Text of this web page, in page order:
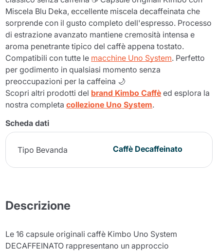
Miscela Blu Deka, eccellente miscela decaffeinata che
sorprende con il gusto completo dell'espresso. Processo
di estrazione avanzato mantiene cremosità intensa e
aroma penetrante tipico del caffè appena tostato.
Compatibili con tutte le macchine Uno System. Perfetto
per godimento in qualsiasi momento senza
preoccupazioni per la caffeina 🌙
Scopri altri prodotti del brand Kimbo Caffè ed esplora la
nostra completacollezione Uno System.
Scheda dati
Tipo Bevanda Caffè Decaffeinato
Descrizione
Le 16 capsule originali caffè Kimbo Uno System
DECAFFEINATO rappresentano un approccio